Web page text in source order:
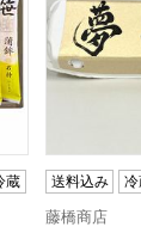
蔵 送料込み
藤橋商店